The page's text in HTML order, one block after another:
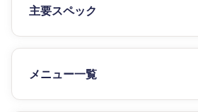
主要スペック
メニュー一覧